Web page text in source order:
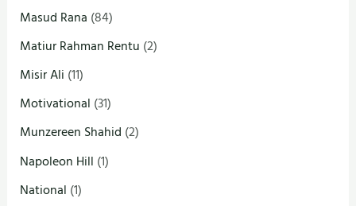
Masud Rana (84)
Matiur Rahman Rentu (2)
Misir Ali (11)
Motivational (31)
Munzereen Shahid (2)
Napoleon Hill (1)
National (1)